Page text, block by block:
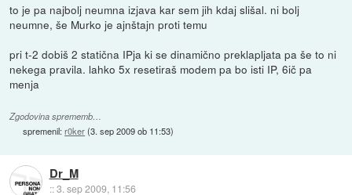
to je pa najbolj neumna izjava kar sem jih kdaj slišal. ni bolj
neumne, še Murko je ajnštajn proti temu
pri t-2 dobiš 2 statična IPja ki se dinamično preklapljata pa še to ni
nekega pravila. lahko 5x resetiraš modem pa bo isti IP, 6ič pa
menja
Zgodovina sprememb…
spremenil:r0ker(3. sep 2009 ob 11:53)
Dr_M
::3. sep 2009, 11:56